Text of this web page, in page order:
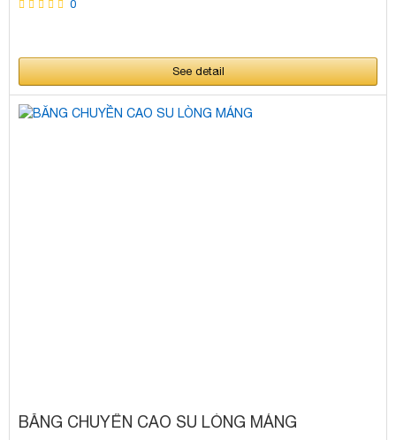
0
See detail
BĂNG CHUYỀN CAO SU LÒNG MÁNG